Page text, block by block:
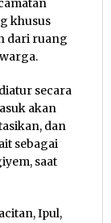
khusus
dari ruang
secara
akan
dan
sebagai
saat
Ipul,